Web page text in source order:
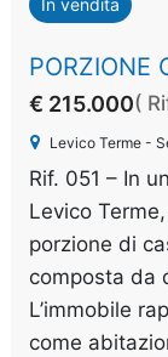
In vendita
PORZIONE
€ 215.000(
Levico Terme -
Rif. 051 – In
Levico
porzione di
composta da
L’immobile
come